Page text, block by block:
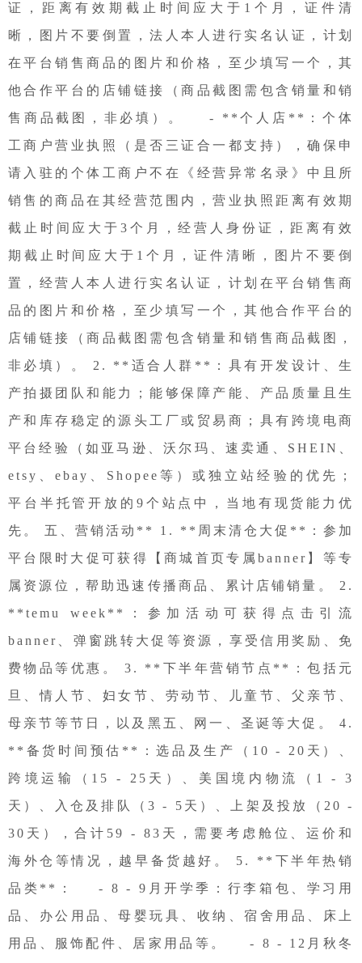
证，距离有效期截止时间应大于1个月，证件清
晰，图片不要倒置，法人本人进行实名认证，计划
在平台销售商品的图片和价格，至少填写一个，其
他合作平台的店铺链接（商品截图需包含销量和销
售商品截图，非必填）。 - **个人店**：个体
工商户营业执照（是否三证合一都支持），确保申
请入驻的个体工商户不在《经营异常名录》中且所
销售的商品在其经营范围内，营业执照距离有效期
截止时间应大于3个月，经营人身份证，距离有效
期截止时间应大于1个月，证件清晰，图片不要倒
置，经营人本人进行实名认证，计划在平台销售商
品的图片和价格，至少填写一个，其他合作平台的
店铺链接（商品截图需包含销量和销售商品截图，
非必填）。 2. **适合人群**：具有开发设计、生
产拍摄团队和能力；能够保障产能、产品质量且生
产和库存稳定的源头工厂或贸易商；具有跨境电商
平台经验（如亚马逊、沃尔玛、速卖通、SHEIN、
etsy、ebay、Shopee等）或独立站经验的优先；
平台半托管开放的9个站点中，当地有现货能力优
先。 五、营销活动** 1. **周末清仓大促**：参加
平台限时大促可获得【商城首页专属banner】等专
属资源位，帮助迅速传播商品、累计店铺销量。 2.
**temu week**：参加活动可获得点击引流
banner、弹窗跳转大促等资源，享受信用奖励、免
费物品等优惠。 3. **下半年营销节点**：包括元
旦、情人节、妇女节、劳动节、儿童节、父亲节、
母亲节等节日，以及黑五、网一、圣诞等大促。 4.
**备货时间预估**：选品及生产（10 - 20天）、
跨境运输（15 - 25天）、美国境内物流（1 - 3
天）、入仓及排队（3 - 5天）、上架及投放（20 -
30天），合计59 - 83天，需要考虑舱位、运价和
海外仓等情况，越早备货越好。 5. **下半年热销
品类**： - 8 - 9月开学季：行李箱包、学习用
品、办公用品、母婴玩具、收纳、宿舍用品、床上
用品、服饰配件、居家用品等。 - 8 - 12月秋冬